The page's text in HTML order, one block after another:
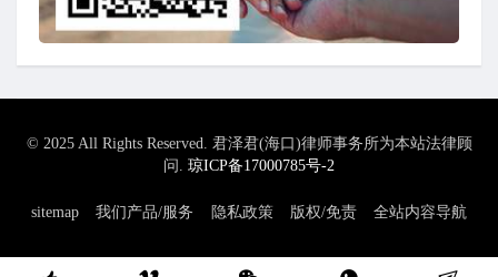
© 2025 All Rights Reserved. 君泽君(海口)律师事务所为本站法律顾
问. 琼ICP备17000785号-2
sitemap 我们产品/服务 隐私政策 版权/免责 全站内容导航